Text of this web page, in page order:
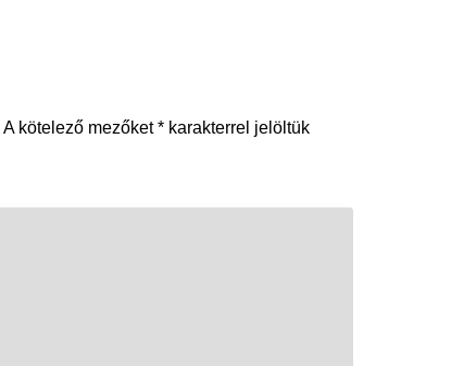
A kötelező mezőket* karakterrel jelöltük